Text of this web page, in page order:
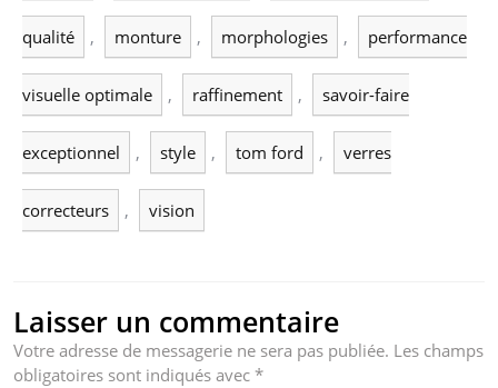
qualité , monture , morphologies , performance
visuelle optimale , raffinement , savoir-faire
exceptionnel , style , tom ford , verres
correcteurs , vision
Laisser un commentaire
Votre adresse de messagerie ne sera pas publiée. Les champs
obligatoires sont indiqués avec *